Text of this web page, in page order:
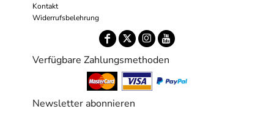
Kontakt
Widerrufsbelehrung
Verfügbare Zahlungsmethoden
Newsletter abonnieren